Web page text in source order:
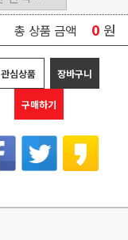
총 상품 금액 0 원
관심상품 장바구니
구매하기